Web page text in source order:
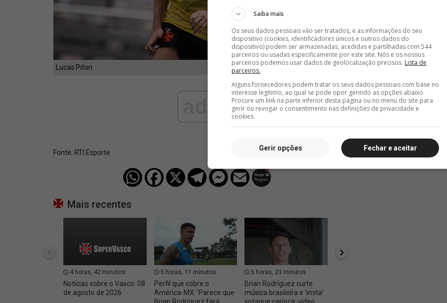
Lucas Piton
Fonte: RTI Esporte
Mais recentes
4 horas, 42 minutos
Notícias sobre o Vasco: 08
de agosto de 2026
5 horas, 11 minutos
Perfil que cobre o
América-MX: 'Parece que
5 horas, 23 minutos
Brian Rodríguez curte
música brasileira e 'imita'
Saiba mais
Os seus dados pessoais vão ser tratados, e as informações do seu
dispositivo (cookies, identificadores únicos e outros dados do
dispositivo) podem ser armazenadas, acedidas e partilhadas com 544
parceiros ou usadas especificamente por este site. Nós e os nossos
parceiros podemos usar dados de geolocalização precisos. Lista de
parceiros.
Alguns fornecedores podem tratar os seus dados pessoais com base no
interesse legítimo, ao qual se pode opor gerindo as opções abaixo.
Procure um link na parte inferior desta página ou no menu do site para
gerir ou revogar o consentimento nas definições de privacidade e
cookies.
Fechar e aceitar
Gerir opções